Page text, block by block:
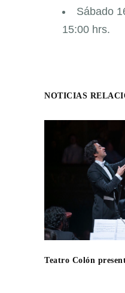
Sábado
15:00 hrs.
NOTICIAS
Teatro Colón